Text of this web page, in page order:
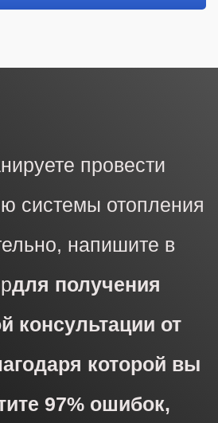
провести
системы отопления
напишите в
для получения
консультации от
которой вы
97% ошибок,